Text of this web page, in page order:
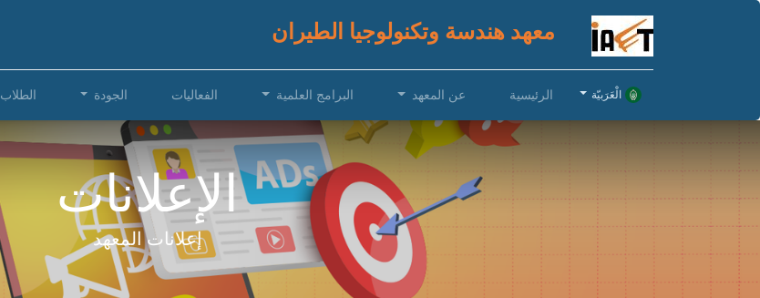
معهد هندسة وتكنولوجيا الطيران
الْعَرَبيّة الرئيسية عن المعهد البرامج العلمية الفعاليات الجودة الطلاب
الإعلانات
إعلانات المعهد